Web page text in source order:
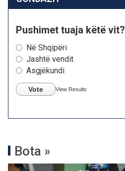
Pushimet tuaja këtë vit?
Në Shqipëri
Jashtë vendit
Asgjëkundi
Vote View Results
Bota »